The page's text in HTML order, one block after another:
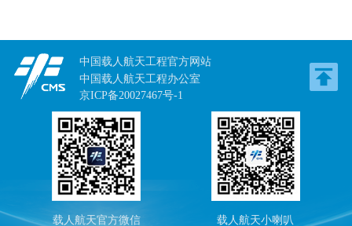
中国载人航天工程官方网站
中国载人航天工程办公室
京ICP备20027467号-1
载人航天官方微信 载人航天小喇叭